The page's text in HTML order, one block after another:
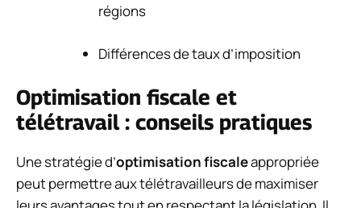
régions
Différences de taux d’imposition
Optimisation fiscale et
télétravail : conseils pratiques
Une stratégie d’optimisation fiscaleappropriée
peut permettre aux télétravailleurs de maximiser